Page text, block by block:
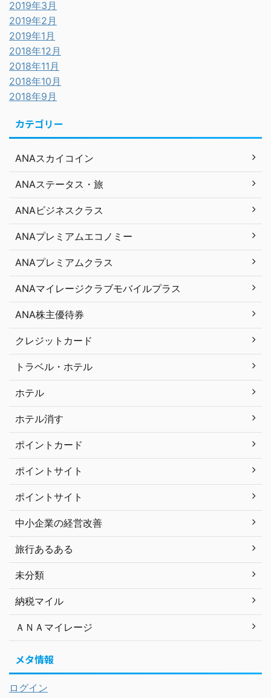
2019年3月
2019年2月
2019年1月
2018年12月
2018年11月
2018年10月
2018年9月
カテゴリー
ANAスカイコイン
ANAステータス・旅
ANAビジネスクラス
ANAプレミアムエコノミー
ANAプレミアムクラス
ANAマイレージクラブモバイルプラス
ANA株主優待券
クレジットカード
トラベル・ホテル
ホテル
ホテル消す
ポイントカード
ポイントサイト
ポイントサイト
中小企業の経営改善
旅行あるある
未分類
納税マイル
ＡＮＡマイレージ
メタ情報
ログイン